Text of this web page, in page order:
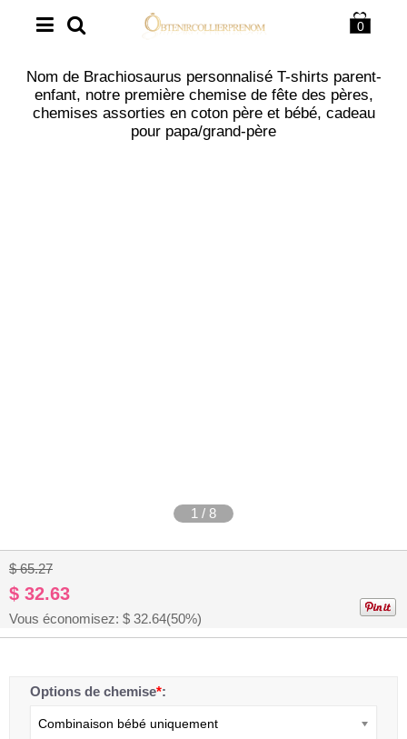
0
Nom de Brachiosaurus personnalisé T-shirts parent-
enfant, notre première chemise de fête des pères,
chemises assorties en coton père et bébé, cadeau
pour papa/grand-père
1 / 8
$ 65.27
$ 32.63
Vous économisez: $ 32.64(50%)
Options de chemise*:
Combinaison bébé uniquement